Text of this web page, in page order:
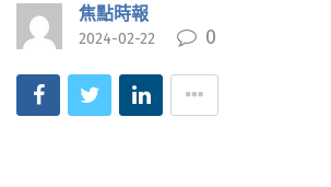
焦點時報
2024-02-22 0